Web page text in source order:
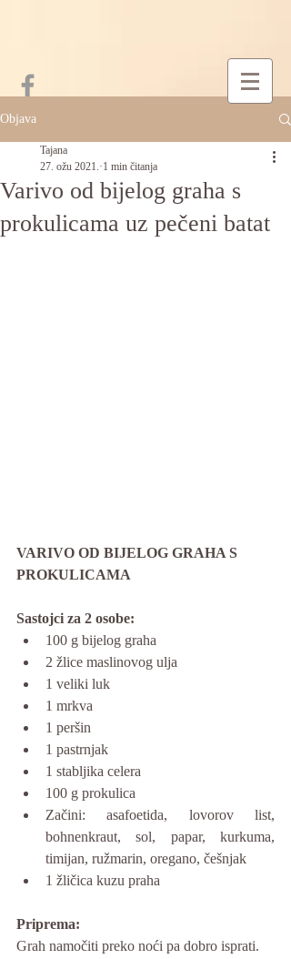
Objava
Varivo od bijelog graha s
prokulicama uz pečeni batat
Tajana
27. ožu 2021. 1 min čitanja
VARIVO OD BIJELOG GRAHA S
PROKULICAMA
Sastojci za 2 osobe:
100 g bijelog graha
2 žlice maslinovog ulja
1 veliki luk
1 mrkva
1 peršin
1 pastrnjak
1 stabljika celera
100 g prokulica
Začini: asafoetida, lovorov list,
bohnenkraut, sol, papar, kurkuma,
timijan, ružmarin, oregano, češnjak
1 žličica kuzu praha
Priprema:
Grah namočiti preko noći pa dobro isprati.